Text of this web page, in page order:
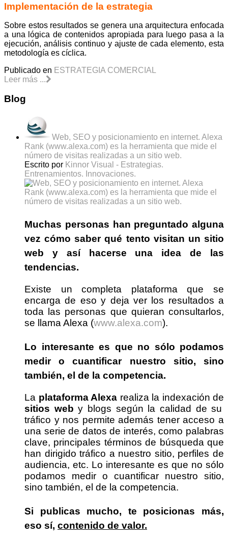
Implementación de la estrategia
Sobre estos resultados se genera una arquitectura enfocada
a una lógica de contenidos apropiada para luego pasa a la
ejecución, análisis continuo y ajuste de cada elemento, esta
metodología es cíclica.
Publicado en ESTRATEGIA COMERCIAL
Leer más ...
Blog
Web, SEO y posicionamiento en internet. Alexa
Rank (www.alexa.com) es la herramienta que mide el
número de visitas realizadas a un sitio web.
Escrito por Kinnor Visual - Estrategias.
Entrenamientos. Innovaciones.
Muchas personas han preguntado alguna
vez cómo saberqué tento visitan un sitio
web y así hacerse una idea de las
tendencias.
Existe un completa plataforma que se
encarga de eso y deja ver los resultados a
toda las personas que quieran consultarlos,
se llama Alexa (www.alexa.com).
Lo interesante es que no sólo podamos
medir o cuantificar nuestro sitio, sino
también, el de la competencia.
La plataforma Alexa realiza la indexación de
sitios web y blogs según la calidad de su
tráfico y nos permite además tener acceso a
una serie de datos de interés, como palabras
clave, principales términos de búsqueda que
han dirigido tráfico a nuestro sitio, perfiles de
audiencia, etc. Lo interesante es que no sólo
podamos medir o cuantificar nuestro sitio,
sino también, el de la competencia.
Si publicas mucho, te posicionas más,
eso sí, contenido de valor.